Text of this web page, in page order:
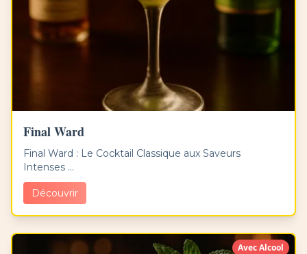
Final Ward
Final Ward : Le Cocktail Classique aux Saveurs
Intenses ...
Découvrir
Avec Alcool